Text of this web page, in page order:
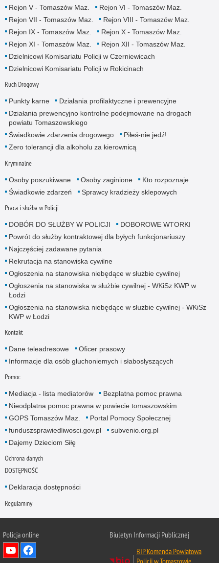
Rejon V - Tomaszów Maz.
Rejon VI - Tomaszów Maz.
Rejon VII - Tomaszów Maz.
Rejon VIII - Tomaszów Maz.
Rejon IX - Tomaszów Maz.
Rejon X - Tomaszów Maz.
Rejon XI - Tomaszów Maz.
Rejon XII - Tomaszów Maz.
Dzielnicowi Komisariatu Policji w Czerniewicach
Dzielnicowi Komisariatu Policji w Rokicinach
Ruch Drogowy
Punkty karne
Działania profilaktyczne i prewencyjne
Działania prewencyjno kontrolne podejmowane na drogach
powiatu Tomaszowskiego
Świadkowie zdarzenia drogowego
Piłeś-nie jedź!
Zero tolerancji dla alkoholu za kierownicą
Kryminalne
Osoby poszukiwane Osoby zaginione
Kto rozpoznaje
Świadkowie zdarzeń
Sprawcy kradzieży sklepowych
Praca i służba w Policji
DOBÓR DO SŁUŻBY W POLICJI
DOBOROWE WTORKI
Powrót do służby kontraktowej dla byłych funkcjonariuszy
Najczęściej zadawane pytania
Rekrutacja na stanowiska cywilne
Ogłoszenia na stanowiska niebędące w służbie cywilnej
Ogłoszenia na stanowiska w służbie cywilnej - WKiSz KWP w
Łodzi
Ogłoszenia na stanowiska niebędące w służbie cywilnej - WKiSz
KWP w Łodzi
Kontakt
Dane teleadresowe
Oficer prasowy
Informacje dla osób głuchoniemych i słabosłyszących
Pomoc
Mediacja - lista mediatorów
Bezpłatna pomoc prawna
Nieodpłatna pomoc prawna w powiecie tomaszowskim
GOPS Tomaszów Maz.
Portal Pomocy Społecznej
funduszsprawiedliwosci.gov.pl
subvenio.org.pl
Dajemy Dzieciom Siłę
Ochrona danych
DOSTĘPNOŚĆ
Deklaracja dostępności
Regulaminy
Policja online
Biuletyn Informacji Publicznej
BIP Komenda Powiatowa